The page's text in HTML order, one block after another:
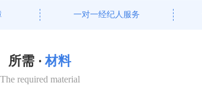
一对一经纪人服务
所需 · 材料
The required material